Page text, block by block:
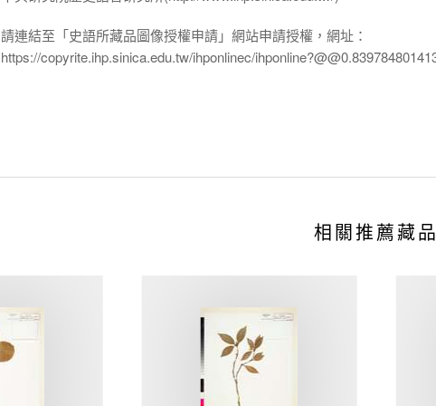
請連結至「史語所藏品圖像授權申請」網站申請授權，網址：
https://copyrite.ihp.sinica.edu.tw/ihponlinec/
相關推薦藏品